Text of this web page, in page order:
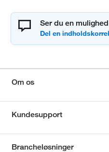
Ser du en
Om os
Kundesupport
Brancheløsninger